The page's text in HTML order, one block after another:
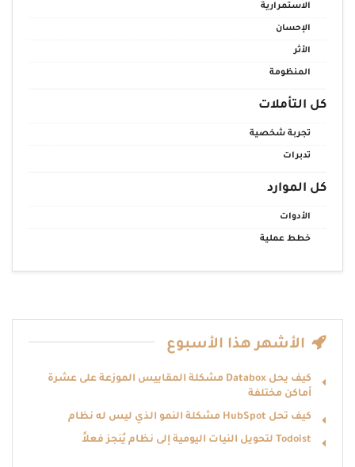
الاستمرارية
الإحسان
الأثر
المنظومة
كل التأملات
تجربة شخصية
تدبرات
كل الموارد
الأدوات
خطط عملية
الأشهر هذا الأسبوع
كيف يحل Databox مشكلة المقاييس الموزّعة على عشرة
أماكن مختلفة
كيف تحل HubSpot مشكلة النمو الذي ليس له نظام
Todoist لتحويل النيات اليومية إلى نظام يُنجز فعلاً